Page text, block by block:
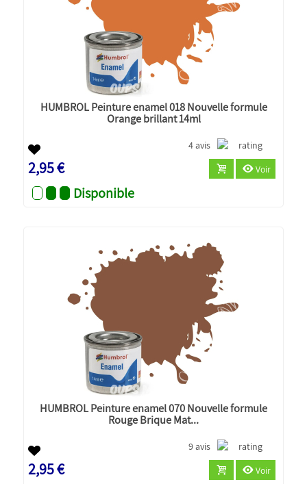
HUMBROL Peinture enamel 018 Nouvelle formule
Orange brillant 14ml
4 avis
2,95 € Voir
Disponible
HUMBROL Peinture enamel 070 Nouvelle formule
Rouge Brique Mat...
9 avis
2,95 € Voir